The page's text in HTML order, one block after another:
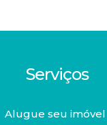
Serviços
Alugue seu imóvel